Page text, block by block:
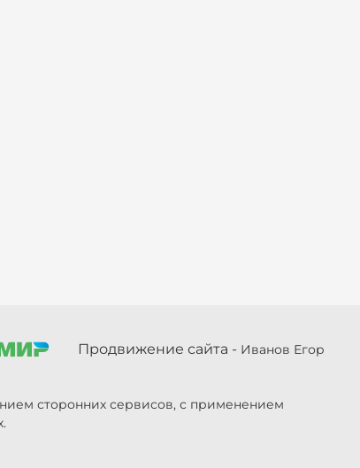
Продвижение сайта - Иванов Егор
сторонних сервисов, с применением